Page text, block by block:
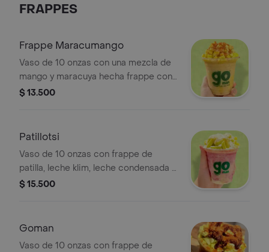
FRAPPES
Frappe Maracumango
Vaso de 10 onzas con una mezcla de
mango y maracuya hecha frappe con
mango en cubos en la parte superior
$ 13.500
Patillotsi
Vaso de 10 onzas con frappe de
patilla, leche klim, leche condensada y
mango en cubos. (IGUAL A LA
$ 15.500
Goman
Vaso de 10 onzas con frappe de